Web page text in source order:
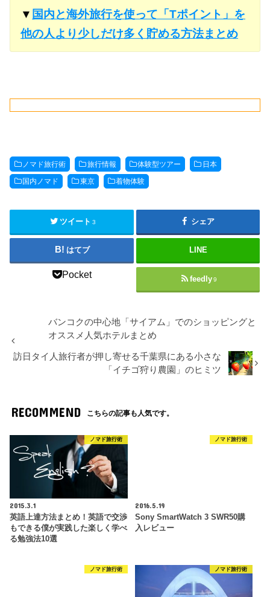
▼ 国内と海外旅行を使って「Tポイント」を
他の人より少しだけ多く貯める方法まとめ
ノマド旅行術 旅行情報 体験型ツアー 日本
国内ノマド 東京 着物体験
ツイート 3 シェア
はてブ LINE
Pocket feedly 9
バンコクの中心地「サイアム」でのショッピングと
オススメ人気ホテルまとめ
訪日タイ人旅行者が押し寄せる千葉県にある小さな
「イチゴ狩り農園」のヒミツ
RECOMMEND こちらの記事も人気です。
ノマド旅行術
2015.3.1
英語上達方法まとめ！英語で交渉
もできる僕が実践した楽しく学べ
る勉強法10選
ノマド旅行術
2016.5.19
Sony SmartWatch 3 SWR50購
入レビュー
ノマド旅行術 ノマド旅行術